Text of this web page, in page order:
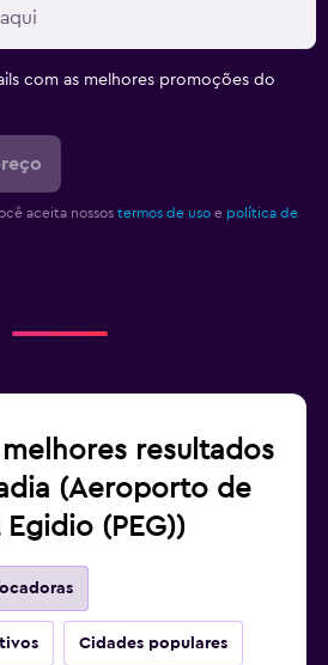
com as melhores promoções do
aceita nossos termos de uso e política de
resultados
(Aeroporto de
Egidio (PEG))
Cidades populares